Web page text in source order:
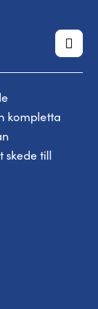
kompletta
skede till